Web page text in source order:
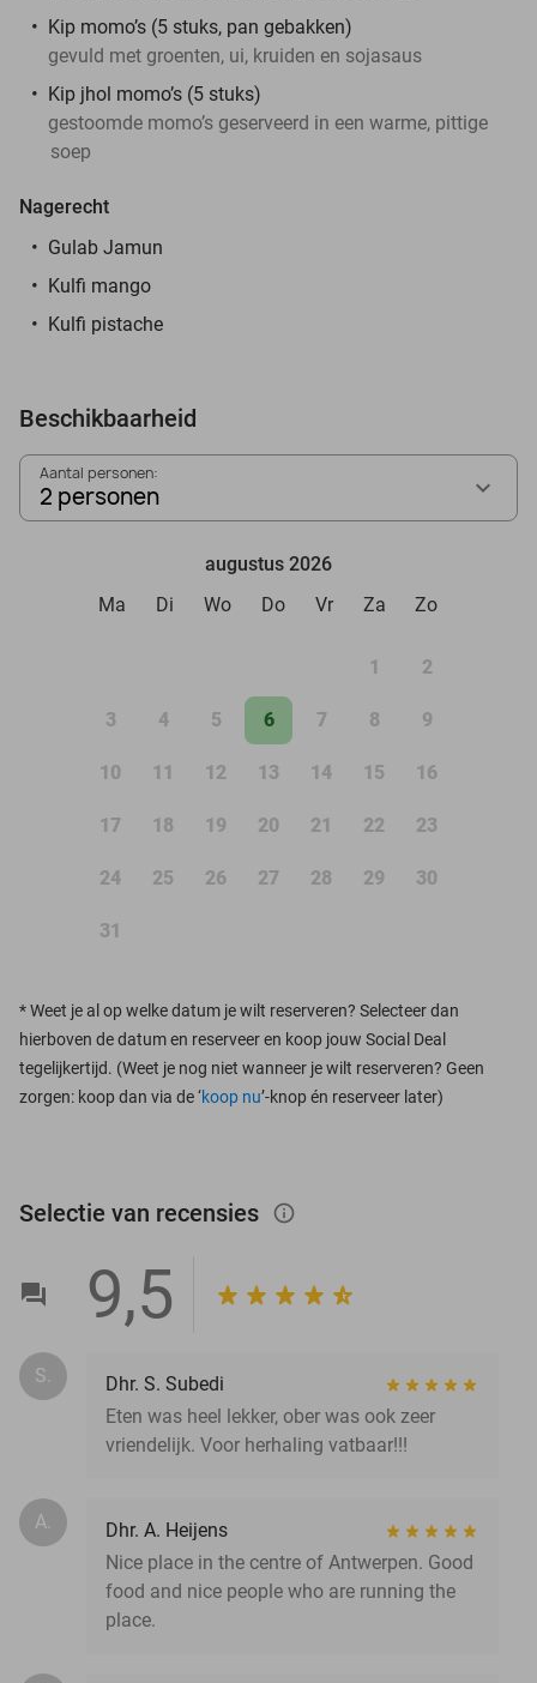
Kip momo’s (5 stuks, pan gebakken)
gevuld met groenten, ui, kruiden en sojasaus
Kip jhol momo’s (5 stuks)
gestoomde momo’s geserveerd in een warme, pittige
soep
Nagerecht
Gulab Jamun
Kulfi mango
Kulfi pistache
Beschikbaarheid
Aantal personen:
2 personen
augustus 2026
Ma
Di Wo Do Vr Za Zo
1 2
3 4 5 6 7 8 9
10 11 12 13 14 15 16
17 18 19 20 21 22 23
24 25 26 27 28 29 30
31
*Weet je al op welke datum je wilt reserveren? Selecteer dan
hierboven de datum en reserveer en koop jouw Social Deal
tegelijkertijd. (Weet je nog niet wanneer je wilt reserveren? Geen
zorgen: koop dan via de ‘koop nu’-knop én reserveer later)
Selectie van recensies info_outlined
9,5
S.
Dhr. S. Subedi
Eten was heel lekker, ober was ook zeer
vriendelijk. Voor herhaling vatbaar!!!
A.
Dhr. A. Heijens
Nice place in the centre of Antwerpen. Good
food and nice people who are running the
place.